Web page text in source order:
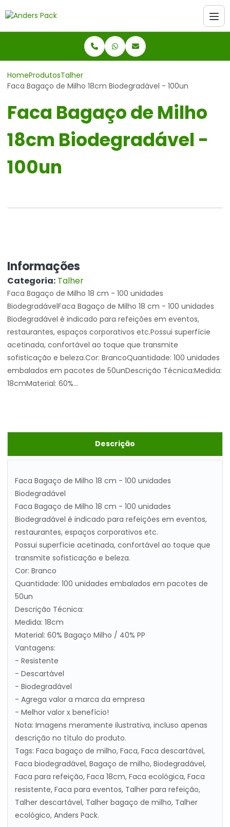
HomeProdutosTalher
Faca Bagaço de Milho 18cm Biodegradável - 100un
Faca Bagaço de Milho
18cm Biodegradável -
100un
Informações
Categoria: Talher
Faca Bagaço de Milho 18 cm - 100 unidades
BiodegradávelFaca Bagaço de Milho 18 cm - 100 unidades
Biodegradável é indicado para refeições em eventos,
restaurantes, espaços corporativos etc.Possui superfície
acetinada, confortável ao toque que transmite
sofisticação e beleza.Cor: BrancoQuantidade: 100 unidades
embalados em pacotes de 50unDescrição Técnica:Medida:
18cmMaterial: 60%...
Descrição
Faca Bagaço de Milho 18 cm - 100 unidades
Biodegradável
Faca Bagaço de Milho 18 cm - 100 unidades
Biodegradável é indicado para refeições em eventos,
restaurantes, espaços corporativos etc.
Possui superfície acetinada, confortável ao toque que
transmite sofisticação e beleza.
Cor: Branco
Quantidade: 100 unidades embalados em pacotes de
50un
Descrição Técnica:
Medida: 18cm
Material: 60% Bagaço Milho / 40% PP
Vantagens:
- Resistente
- Descartável
- Biodegradável
- Agrega valor a marca da empresa
- Melhor valor x benefício!
Nota: Imagens meramente ilustrativa, incluso apenas
descrição no título do produto.
Tags: Faca bagaço de milho, Faca, Faca descartável,
Faca biodegradável, Bagaço de milho, Biodegradável,
Faca para refeição, Faca 18cm, Faca ecológica, Faca
resistente, Faca para eventos, Talher para refeição,
Talher descartável, Talher bagaço de milho, Talher
ecológico, Anders Pack.